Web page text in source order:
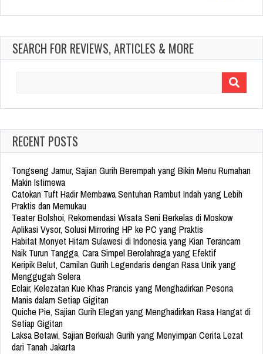
SEARCH FOR REVIEWS, ARTICLES & MORE
RECENT POSTS
Tongseng Jamur, Sajian Gurih Berempah yang Bikin Menu Rumahan
Makin Istimewa
Catokan Tuft Hadir Membawa Sentuhan Rambut Indah yang Lebih
Praktis dan Memukau
Teater Bolshoi, Rekomendasi Wisata Seni Berkelas di Moskow
Aplikasi Vysor, Solusi Mirroring HP ke PC yang Praktis
Habitat Monyet Hitam Sulawesi di Indonesia yang Kian Terancam
Naik Turun Tangga, Cara Simpel Berolahraga yang Efektif
Keripik Belut, Camilan Gurih Legendaris dengan Rasa Unik yang
Menggugah Selera
Eclair, Kelezatan Kue Khas Prancis yang Menghadirkan Pesona
Manis dalam Setiap Gigitan
Quiche Pie, Sajian Gurih Elegan yang Menghadirkan Rasa Hangat di
Setiap Gigitan
Laksa Betawi, Sajian Berkuah Gurih yang Menyimpan Cerita Lezat
dari Tanah Jakarta